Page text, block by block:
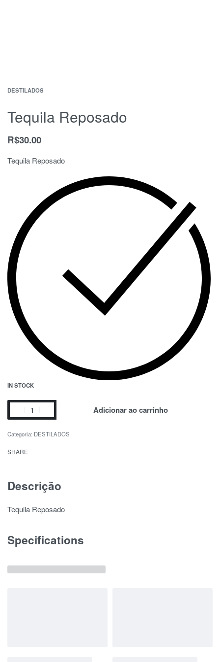
DESTILADOS
Tequila Reposado
R$30.00
Tequila Reposado
IN STOCK
Adicionar ao carrinho
Categoria: DESTILADOS
SHARE
Descrição
Tequila Reposado
Specifications